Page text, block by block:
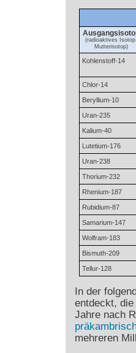
(radioaktives
Mutterisotop)
Kohlenstoff-14
Chlor-14
Beryllium-10
Uran-235
Kalium-40
Lutetium-176
Uran-238
Thorium-232
Rhenium-187
Rubidium-87
Samarium-147
Wolfram-183
Bismuth-209
Tellur-128
In der
entdeckt,
Jahre nach
mehreren